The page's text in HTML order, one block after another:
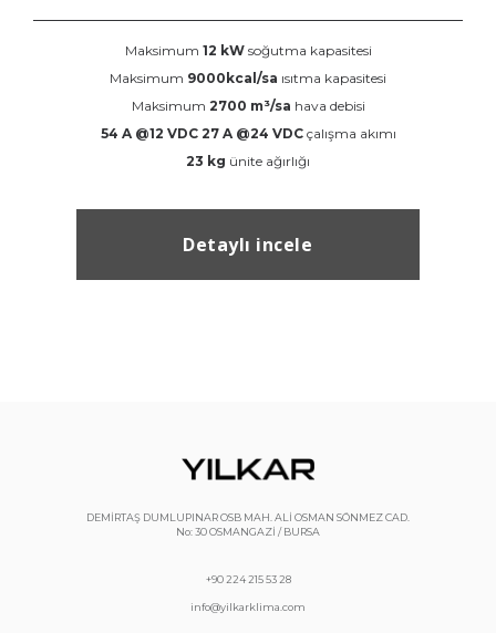
Maksimum 12 kWsoğutma kapasitesi
Maksimum 9000kcal/sa ısıtma kapasitesi
Maksimum 2700 m³/sa hava debisi
54 A @12 VDC 27 A @24 VDCçalışma akımı
23 kg ünite ağırlığı
Detaylı incele
DEMİRTAŞ DUMLUPINAR OSB MAH. ALİ OSMAN SÖNMEZ CAD.
No: 30 OSMANGAZİ / BURSA
+90 224 215 53 28
info@yilkarklima.com